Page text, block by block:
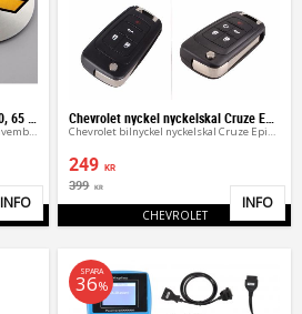
Chevrolet emblem 56mm, 65mm navemblem
Lägg till i favoriter
INFO
Chevrolet bilnyckel nyckelskal Cruze Epica Camaro
249 KR
399 KR
CHEVROLET
INFO
SPARA
36%